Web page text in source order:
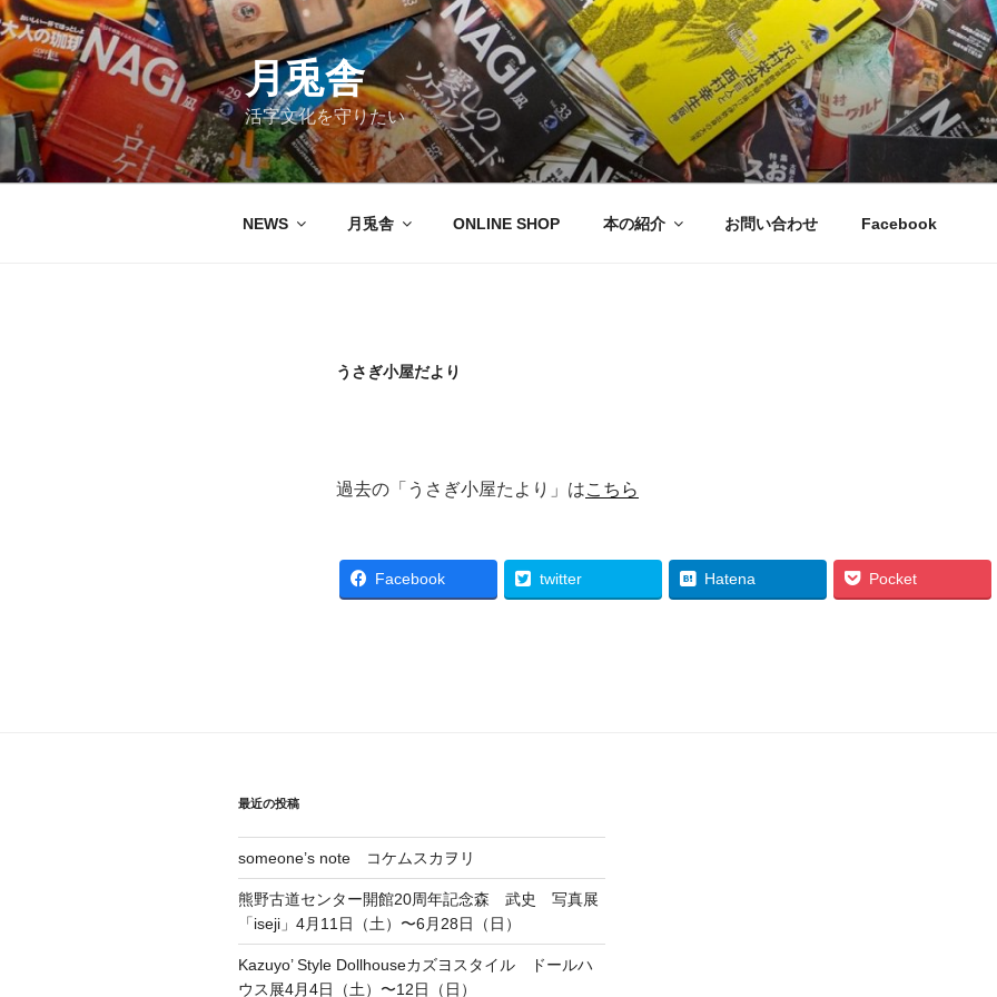
コ
ン
テ
ン
ツ
へ
ス
月兎舎
活字文化を守りたい
NEWS 月兎舎 ONLINE SHOP 本の紹介 お問い合わせ Facebook
うさぎ小屋だより
過去の「うさぎ小屋たより」はこちら
Facebook twitter Hatena Pocket
最近の投稿
someone’s note コケムスカヲリ
熊野古道センター開館20周年記念森 武史 写真展
「iseji」4月11日（土）〜6月28日（日）
Kazuyo’ Style Dollhouseカズヨスタイル ドールハ
ウス展4月4日（土）〜12日（日）